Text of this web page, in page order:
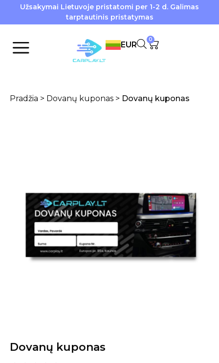
Užsakymai Lietuvoje pristatomi per 1-2 d. Galimas
tarptautinis pristatymas
EUR
0
Pradžia > Dovanų kuponas > Dovanų kuponas
Dovanų kuponas